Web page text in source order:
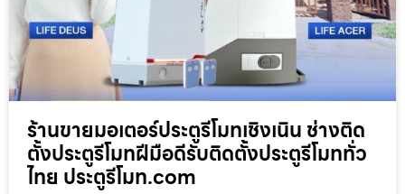
ร้านขายมอเตอร์ประตูรีโมทเชิงเนิน ช่างติด
ตั้งประตูรีโมทฝีมือดีรับติดตั้งประตูรีโมททั่ว
ไทย ประตูรีโมท.com